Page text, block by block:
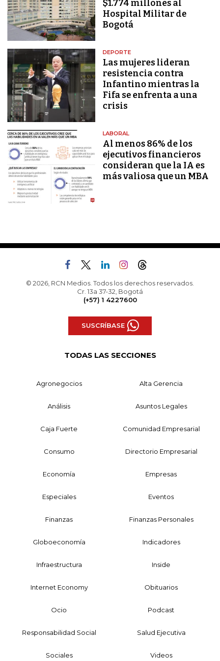
$1.774 millones al
Hospital Militar de
Bogotá
DEPORTE
Las mujeres lideran
resistencia contra
Infantino mientras la
Fifa se enfrenta a una
crisis
LABORAL
Al menos 86% de los
ejecutivos financieros
consideran que la IA es
más valiosa que un MBA
© 2026, RCN Medios. Todos los derechos reservados.
Cr. 13a 37-32, Bogotá
(+57) 1 4227600
SUSCRÍBASE
TODAS LAS SECCIONES
Agronegocios Alta Gerencia
Análisis Asuntos Legales
Caja Fuerte Comunidad Empresarial
Consumo Directorio Empresarial
Economía Empresas
Especiales Eventos
Finanzas Finanzas Personales
Globoeconomía Indicadores
Infraestructura Inside
Internet Economy Obituarios
Ocio Podcast
Responsabilidad Social Salud Ejecutiva
Sociales Videos